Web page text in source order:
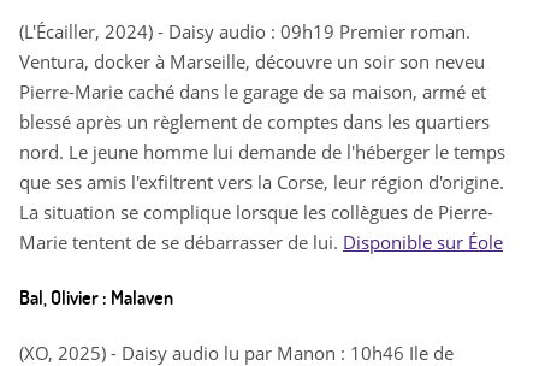
(L'Écailler, 2024) - Daisy audio : 09h19 Premier roman.
Ventura, docker à Marseille, découvre un soir son neveu
Pierre-Marie caché dans le garage de sa maison, armé et
blessé après un règlement de comptes dans les quartiers
nord. Le jeune homme lui demande de l'héberger le temps
que ses amis l'exfiltrent vers la Corse, leur région d'origine.
La situation se complique lorsque les collègues de Pierre-
Marie tentent de se débarrasser de lui. Disponible sur Éole
Bal, Olivier : Malaven
(XO, 2025) - Daisy audio lu par Manon : 10h46 Ile de